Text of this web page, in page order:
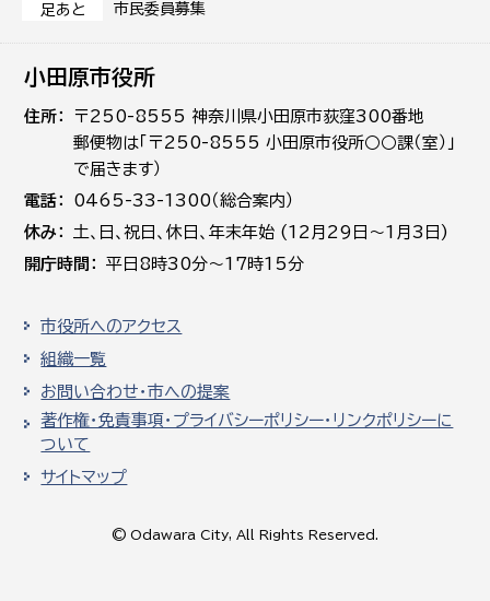
足あと 市民委員募集
小田原市役所
住所
〒250-8555 神奈川県小田原市荻窪300番地
郵便物は「〒250-8555 小田原市役所○○課（室）」
で届きます）
電話
0465-33-1300（総合案内）
休み
土､日､祝日、休日、年末年始 (12月29日～1月3日)
開庁時間
平日8時30分～17時15分
市役所へのアクセス
組織一覧
お問い合わせ・市への提案
著作権・免責事項・プライバシーポリシー・リンクポリシーに
ついて
サイトマップ
© Odawara City, All Rights Reserved.